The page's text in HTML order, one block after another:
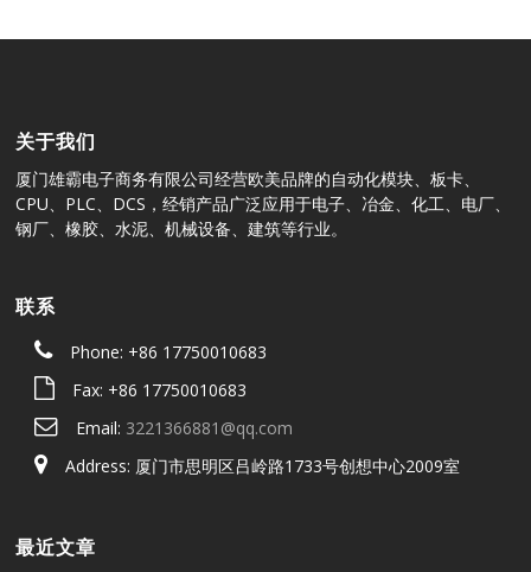
关于我们
厦门雄霸电子商务有限公司经营欧美品牌的自动化模块、板卡、
CPU、PLC、DCS，经销产品广泛应用于电子、冶金、化工、电厂、
钢厂、橡胶、水泥、机械设备、建筑等行业。
联系
Phone: +86 17750010683
Fax: +86 17750010683
Email: 3221366881@qq.com
Address: 厦门市思明区吕岭路1733号创想中心2009室
最近文章